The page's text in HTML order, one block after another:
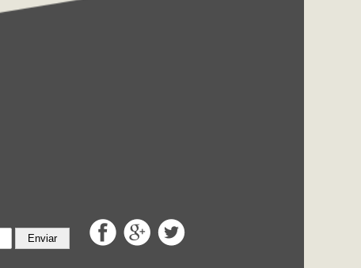
Enviar